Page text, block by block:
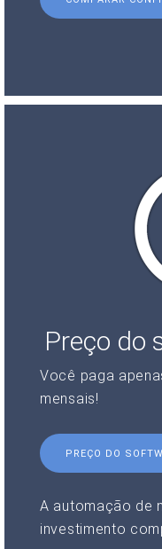
Preço do
Você paga
mensais!
PREÇO DO
A automação de
investimento